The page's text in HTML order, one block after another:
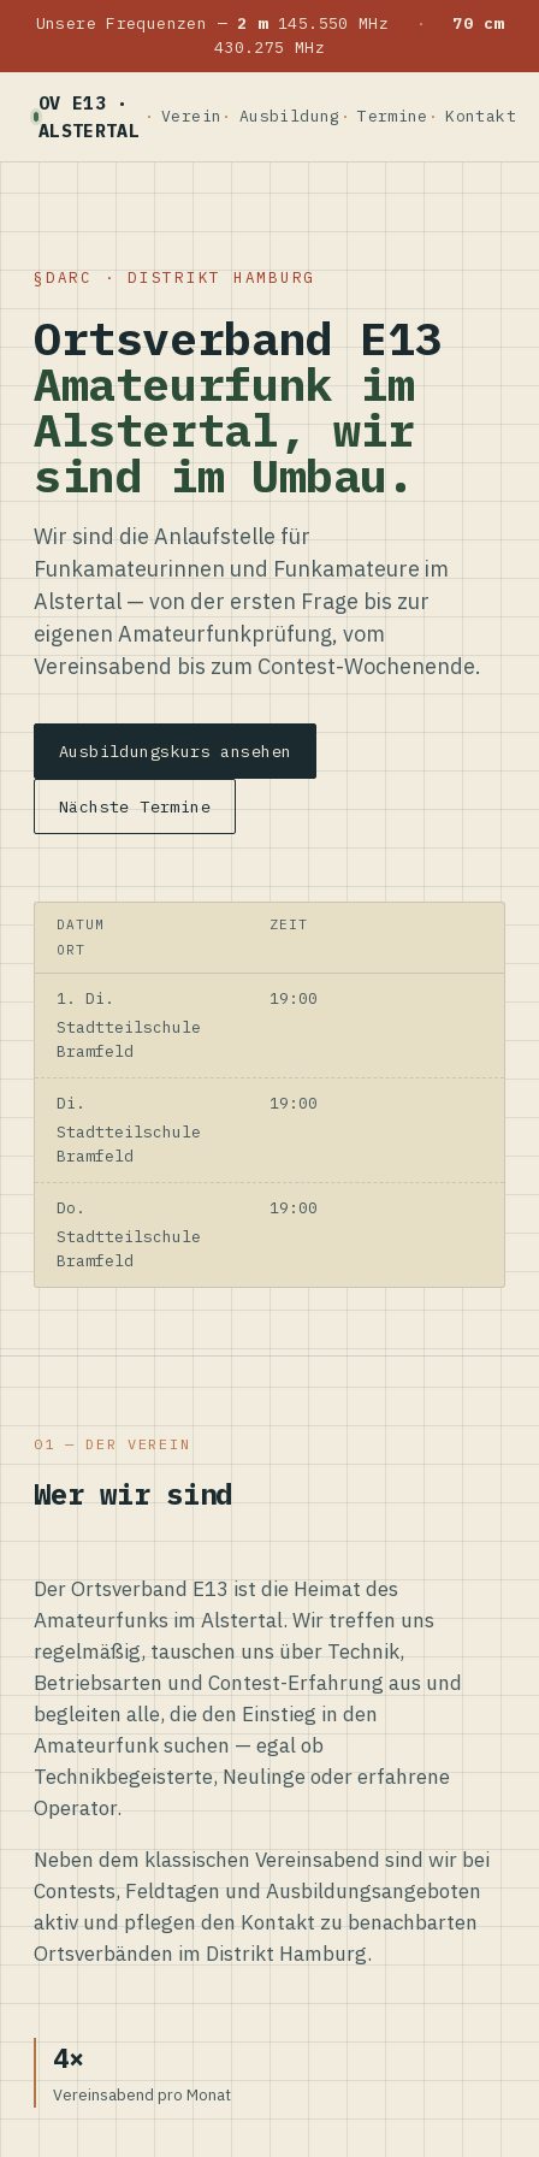
Unsere Frequenzen — 2 m145.550 MHz ·
70 cm
430.275 MHz
OV E13 ·
ALSTERTAL
Verein Ausbildung Termine Kontakt
DARC · DISTRIKT HAMBURG
Ortsverband E13
Amateurfunk im
Alstertal, wir
sind im Umbau.
Wir sind die Anlaufstelle für
Funkamateurinnen und Funkamateure im
Alstertal — von der ersten Frage bis zur
eigenen Amateurfunkprüfung, vom
Vereinsabend bis zum Contest-Wochenende.
Ausbildungskurs ansehen
Nächste Termine
DATUM
ZEIT
ORT
1. Di.
19:00
Stadtteilschule
Bramfeld
Di.
19:00
Stadtteilschule
Bramfeld
Do.
19:00
Stadtteilschule
Bramfeld
01 — DER VEREIN
Wer wir sind
Der Ortsverband E13 ist die Heimat des
Amateurfunks im Alstertal. Wir treffen uns
regelmäßig, tauschen uns über Technik,
Betriebsarten und Contest-Erfahrung aus und
begleiten alle, die den Einstieg in den
Amateurfunk suchen — egal ob
Technikbegeisterte, Neulinge oder erfahrene
Operator.
Neben dem klassischen Vereinsabend sind wir bei
Contests, Feldtagen und Ausbildungsangeboten
aktiv und pflegen den Kontakt zu benachbarten
Ortsverbänden im Distrikt Hamburg.
4×
Vereinsabend pro Monat